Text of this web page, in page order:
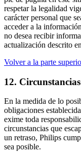
respetar la legalidad
carácter personal que
acceder a la
no desea recibir
actualización descrito
Volver a la parte
12.
En la medida de lo
obligaciones
exime toda
circunstancias que
un retraso, Philips
sea posible.